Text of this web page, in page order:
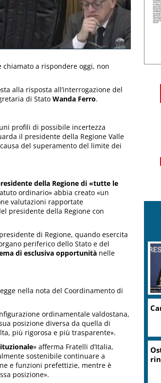
chiamato a rispondere oggi, non
alla risposta all’interrogazione del
di Stato Wanda Ferro.
profili di possibile incertezza
il presidente della Regione Valle
del superamento del limite dei
della Regione di «tutte le
ordinario» abbia creato «un
valutazioni rapportate
presidente della Regione con
di Regione, quando esercita
periferico dello Stato e del
di esclusiva opportunità nelle
nella nota del Coordinamento di
ordinamentale valdostana,
posizione diversa da quella di
più rigorosa e più trasparente».
» afferma Fratelli d’Italia,
sostenibile continuare a
e funzioni prefettizie, mentre è
posizione».